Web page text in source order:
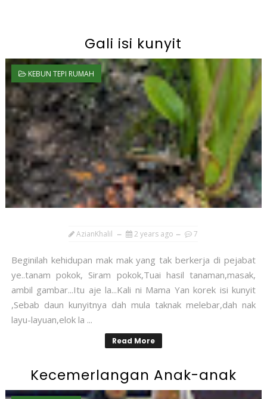
Gali isi kunyit
KEBUN TEPI RUMAH
AzianKhalil 2 years ago 7
Beginilah kehidupan mak mak yang tak berkerja di pejabat
ye..tanam pokok, Siram pokok,Tuai hasil tanaman,masak,
ambil gambar...Itu aje la...Kali ni Mama Yan korek isi kunyit
,Sebab daun kunyitnya dah mula taknak melebar,dah nak
layu-layuan,elok la ...
Read More
Kecemerlangan Anak-anak